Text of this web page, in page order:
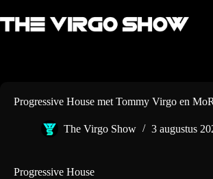
naar
de
Progressive House met Tommy Virgo en
The Virgo Show 3 augustus
Progressive House